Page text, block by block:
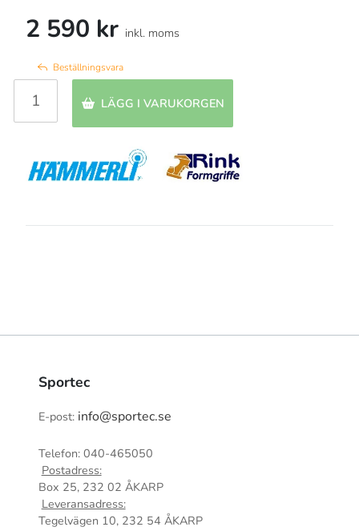
2 590 kr inkl. moms
Beställningsvara
LÄGG I VARUKORGEN
Sportec
E-post: info@sportec.se
Telefon: 040-465050
Postadress:
Box 25, 232 02 ÅKARP
Leveransadress:
Tegelvägen 10, 232 54 ÅKARP